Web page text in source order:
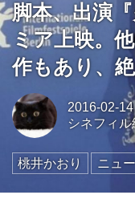
脚本、出演
ミア上映。
作もあり、絶
2016-02-14
シネフィル
桃井かおり ニュ